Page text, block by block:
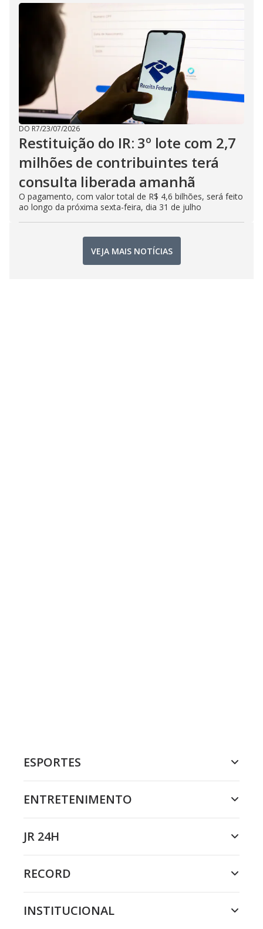
DO R7/23/07/2026
Restituição do IR: 3º lote com 2,7
milhões de contribuintes terá
consulta liberada amanhã
O pagamento, com valor total de R$ 4,6 bilhões, será feito
ao longo da próxima sexta-feira, dia 31 de julho
VEJA MAIS NOTÍCIAS
ESPORTES
ENTRETENIMENTO
JR 24H
RECORD
INSTITUCIONAL